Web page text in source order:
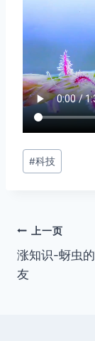
文
章
#科技
文
章
上一页
涨知识-蚜虫
友